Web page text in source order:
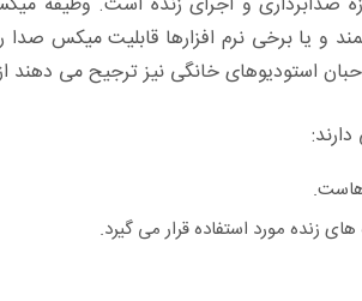
برخی نرم افزارها قابلیت میکس صدا را
استودیوهای خانگی نیز ترجیح می دهند